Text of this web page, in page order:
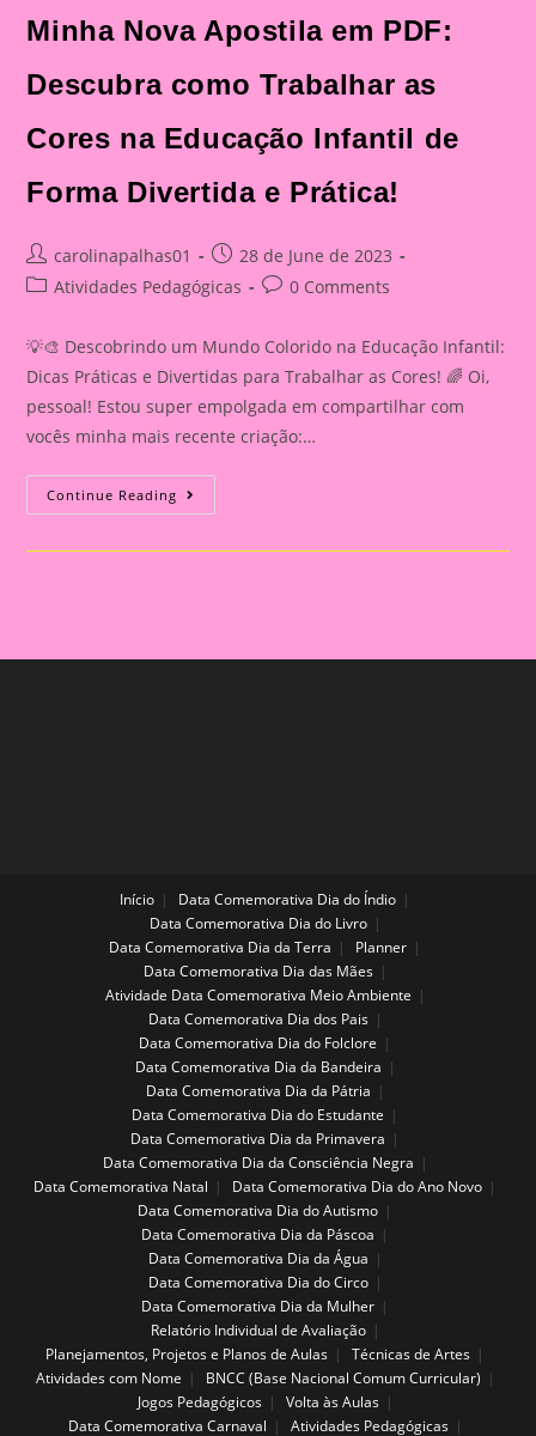
Minha Nova Apostila em PDF:
Descubra como Trabalhar as
Cores na Educação Infantil de
Forma Divertida e Prática!
Post
author:
carolinapalhas01
Post
published:
28 de June de 2023
PostAtividades Pedagógicas
Post0 Comments
💡🎨 Descobrindo um Mundo Colorido na Educação Infantil:
Dicas Práticas e Divertidas para Trabalhar as Cores! 🌈 Oi,
pessoal! Estou super empolgada em compartilhar com
vocês minha mais recente criação:…
Continue Reading Minha
Nova
Em
Na
Início
Data Comemorativa Dia do Índio
Data Comemorativa Dia do Livro
Data Comemorativa Dia da Terra
Planner
Data Comemorativa Dia das Mães
Atividade Data Comemorativa Meio Ambiente
Data Comemorativa Dia dos Pais
Data Comemorativa Dia do Folclore
Data Comemorativa Dia da Bandeira
Data Comemorativa Dia da Pátria
Data Comemorativa Dia do Estudante
Data Comemorativa Dia da Primavera
Data Comemorativa Dia da Consciência Negra
Data Comemorativa Natal
Data Comemorativa Dia do Ano Novo
Data Comemorativa Dia do Autismo
Data Comemorativa Dia da Páscoa
Data Comemorativa Dia da Água
Data Comemorativa Dia do Circo
Data Comemorativa Dia da Mulher
Relatório Individual de Avaliação
Planejamentos, Projetos e Planos de Aulas
Técnicas de Artes
Atividades com Nome
BNCC (Base Nacional Comum Curricular)
Jogos Pedagógicos
Volta às Aulas
Data Comemorativa Carnaval
Atividades Pedagógicas